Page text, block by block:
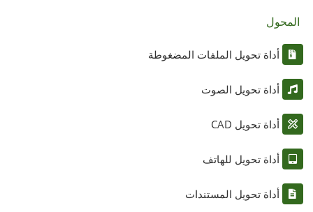
المحول
أداة تحويل الملفات المضغوطة
أداة تحويل الصوت
أداة تحويل CAD
أداة تحويل للهاتف
أداة تحويل المستندات